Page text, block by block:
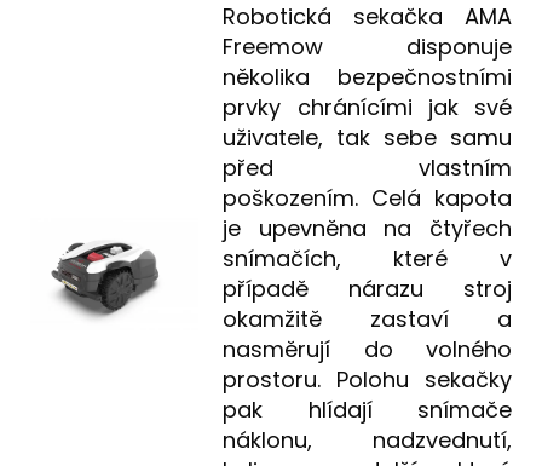
Robotická sekačka AMA
Freemow disponuje
několika bezpečnostními
prvky chránícími jak své
uživatele, tak sebe samu
před vlastním
poškozením. Celá kapota
je upevněna na čtyřech
snímačích, které v
případě nárazu stroj
okamžitě zastaví a
nasměrují do volného
prostoru. Polohu sekačky
pak hlídají snímače
náklonu, nadzvednutí,